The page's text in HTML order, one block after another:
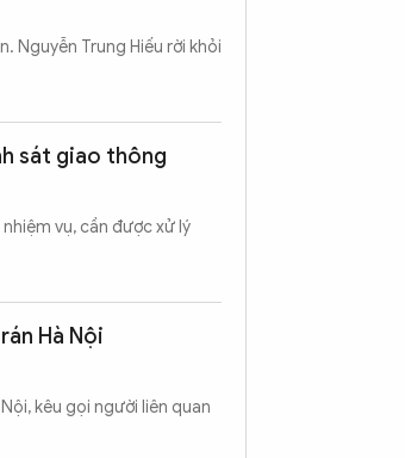
Nguyễn Trung Hiếu rời khỏi
sát giao thông
vụ, cần được xử lý
Hà Nội
kêu gọi người liên quan